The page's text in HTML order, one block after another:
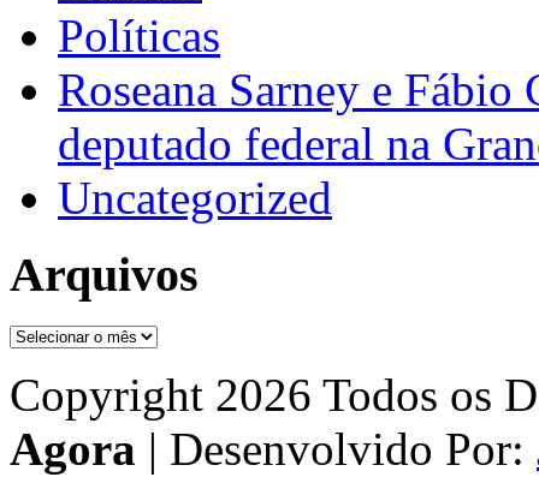
Políticas
Roseana Sarney e
deputado federal na
Uncategorized
Arquivos
Arquivos
Copyright 2026 Todos os
Agora | Desenvolvido Por: